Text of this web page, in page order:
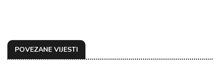
POVEZANE VIJESTI